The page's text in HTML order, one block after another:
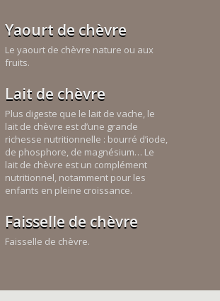
Yaourt de chèvre
Le yaourt de chèvre nature ou aux
fruits.
Lait de chèvre
Plus digeste que le lait de vache, le
lait de chèvre est d’une grande
richesse nutritionnelle : bourré d’iode,
de phosphore, de magnésium… Le
lait de chèvre est un complément
nutritionnel, notamment pour les
enfants en pleine croissance.
Faisselle de chèvre
Faisselle de chèvre.